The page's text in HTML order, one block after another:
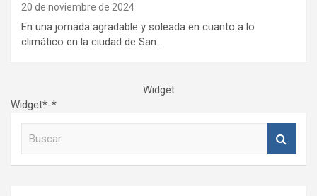
20 de noviembre de 2024
En una jornada agradable y soleada en cuanto a lo
climático en la ciudad de San…
Widget
Widget*-*